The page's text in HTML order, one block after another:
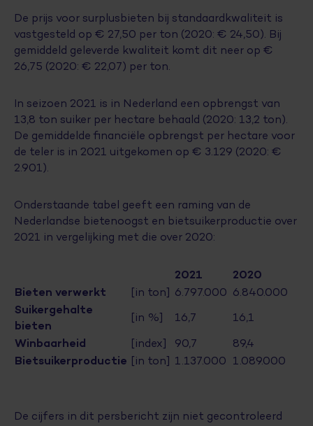
De prijs voor surplusbieten bij standaardkwaliteit is
vastgesteld op € 27,50 per ton (2020: € 24,50). Bij
gemiddeld geleverde kwaliteit komt dit neer op €
26,75 (2020: € 22,07) per ton.
In seizoen 2021 is in Nederland een opbrengst van
13,8 ton suiker per hectare behaald (2020: 13,2 ton).
De gemiddelde financiële opbrengst per hectare voor
de teler is in 2021 uitgekomen op € 3.129 (2020: €
2.901).
Onderstaande tabel geeft een raming van de
Nederlandse bietenoogst en bietsuikerproductie over
2021 in vergelijking met die over 2020:
2021
2020
Bieten verwerkt
[in ton] 6.797.000 6.840.000
Suikergehalte
bieten
[in %] 16,7 16,1
Winbaarheid [index] 90,7 89,4
Bietsuikerproductie [in ton] 1.137.000 1.089.000
De cijfers in dit persbericht zijn niet gecontroleerd